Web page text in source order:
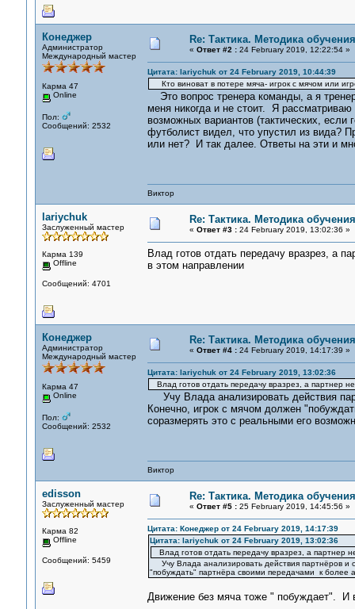
Конеджер
Администратор
Международный мастер
Карма 47
Online
Пол:
Сообщений: 2532
Re: Тактика. Методика обучения
« Ответ #2 :24 February 2019, 12:22:54 »
Цитата: lariychuk от 24 February 2019, 10:44:39
Кто виноват в потере мяча- игрок с мячом или
Это вопрос тренера команды, а я
меня никогда и не стоит. Я
возможных вариантов (тактических, если
футболист видел, что упустил из вида?
или нет? И так далее. Ответы на эти и
Виктор
lariychuk
Заслуженный мастер
Карма 139
Offline
Сообщений: 4701
Re: Тактика. Методика обучения
« Ответ #3 :24 February 2019, 13:02:36 »
Влад готов отдать передачу вразрез, а
в этом направлении
Конеджер
Администратор
Международный мастер
Карма 47
Online
Пол:
Сообщений: 2532
Re: Тактика. Методика обучения
« Ответ #4 :24 February 2019, 14:17:39 »
Цитата: lariychuk от 24 February 2019, 13:02:36
Влад готов отдать передачу вразрез, а партнер
Учу Влада анализировать действия
Конечно, игрок с мячом должен
соразмерять это с реальными его
Виктор
edisson
Заслуженный мастер
Карма 82
Offline
Сообщений: 5459
Re: Тактика. Методика обучения
« Ответ #5 :25 February 2019, 14:45:56 »
Цитата: Конеджер от 24 February 2019, 14:17:39
Цитата: lariychuk от 24 February 2019, 13:02:36
Влад готов отдать передачу вразрез, а партнер
Учу Влада анализировать действия партнёров и
"побуждать" партнёра своими передачами к более
Движение без мяча тоже " побуждает". И